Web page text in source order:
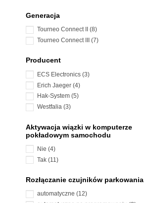
Generacja
Tourneo Connect II (8)
Tourneo Connect III (7)
Producent
ECS Electronics (3)
Erich Jaeger (4)
Hak-System (5)
Westfalia (3)
Aktywacja wiązki w komputerze
pokładowym samochodu
Nie (4)
Tak (11)
Rozłączanie czujników parkowania
automatyczne (12)